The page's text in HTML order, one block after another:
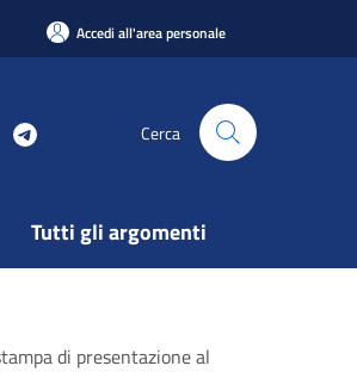
Accedi all'area personale
Cerca
Tutti gli argomenti
di presentazione al